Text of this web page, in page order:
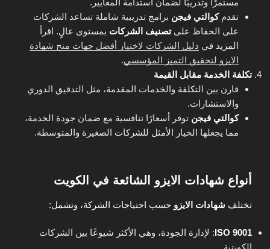
مستمرًا وتدريبًا لضمان استدامة المعايير.
تقدمكوالتي فيجن برامج تدريبية شاملة تساعد الشركات
على الحفاظ علىتصنيف الشركات بمستوى عالٍ. اقرأ
المزيد في دليل الشركات لاختيار أفضل جهات منح شهادة
الايزو لتحقيق التميز المؤسسي.
تكلفة الخدمة مقابل القيمة
قارن بين التكلفة والخدمات المقدمة، مثل التدقيق الدوري
والاستشارات.
كوالتي فيجن توفر أسعارًا تنافسية مع ضمان جودة الخدمة،
مما يجعلها الخيار الأمثل للشركات الصغيرة والمتوسطة.
أنواع شهادات الايزو الشائعة في الكويت
تختلف شهادات الايزو حسب احتياجات الشركة، وتشمل:
ISO 9001: لإدارة الجودة، وهي الأكثر شيوعًا بين الشركات